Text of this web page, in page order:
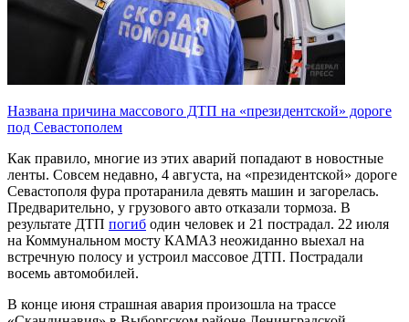
Названа причина массового ДТП на «президентской» дороге
под Севастополем
Как правило, многие из этих аварий попадают в новостные
ленты. Совсем недавно, 4 августа, на «президентской» дороге
Севастополя фура протаранила девять машин и загорелась.
Предварительно, у грузового авто отказали тормоза. В
результате ДТП погиб один человек и 21 пострадал. 22 июля
на Коммунальном мосту КАМАЗ неожиданно выехал на
встречную полосу и устроил массовое ДТП. Пострадали
восемь автомобилей.
В конце июня страшная авария произошла на трассе